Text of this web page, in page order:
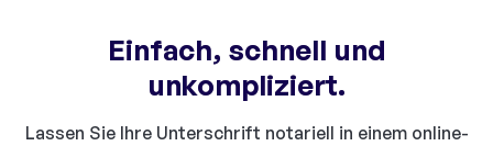
Einfach, schnell und
unkompliziert.
Lassen Sie Ihre Unterschrift notariell in einem online-